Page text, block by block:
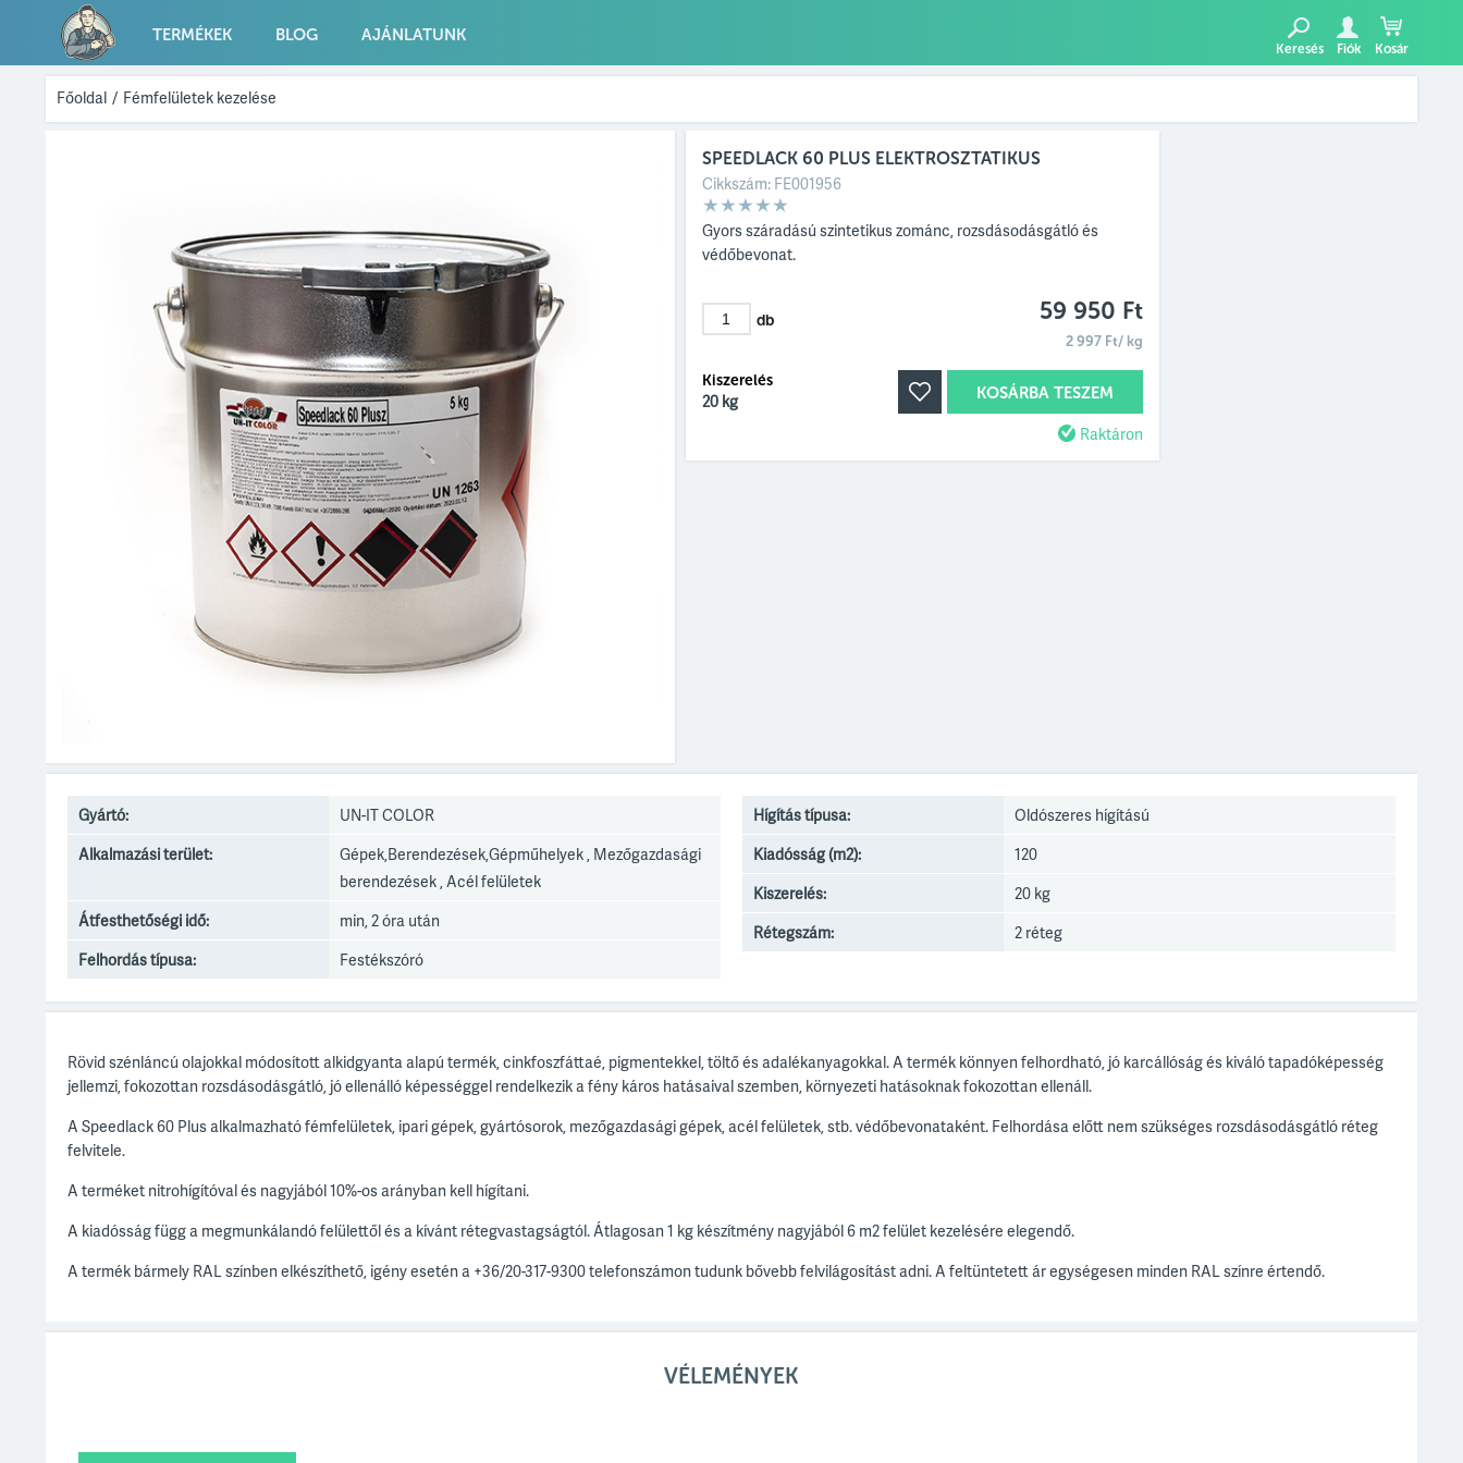
TERMÉKEK BLOG AJÁNLATUNK
Keresés Fiók Kosár
Főoldal / Fémfelületek kezelése
SPEEDLACK 60 PLUS ELEKTROSZTATIKUS
Cikkszám: FE001956
Gyors száradású szintetikus zománc, rozsdásodásgátló és
védőbevonat.
db 59 950 Ft
2 997 Ft/ kg
Kiszerelés
20 kg KOSÁRBA TESZEM
Raktáron
Gyártó:
UN-IT COLOR
Alkalmazási terület:
Gépek,Berendezések,Gépműhelyek , Mezőgazdasági
berendezések , Acél felületek
Átfesthetőségi idő:
min, 2 óra után
Felhordás típusa:
Festékszóró
Hígítás típusa:
Oldószeres hígítású
Kiadósság (m2):
120
Kiszerelés:
20 kg
Rétegszám:
2 réteg
Rövid szénláncú olajokkal módosított alkidgyanta alapú termék, cinkfoszfáttaé, pigmentekkel, töltő és adalékanyagokkal. A termék könnyen felhordható, jó karcállóság és kiváló tapadóképesség
jellemzi, fokozottan rozsdásodásgátló, jó ellenálló képességgel rendelkezik a fény káros hatásaival szemben, környezeti hatásoknak fokozottan ellenáll.
A Speedlack 60 Plus alkalmazható fémfelületek, ipari gépek, gyártósorok, mezőgazdasági gépek, acél felületek, stb. védőbevonataként. Felhordása előtt nem szükséges rozsdásodásgátló réteg
felvitele.
A terméket nitrohígítóval és nagyjából 10%-os arányban kell hígítani.
A kiadósság függ a megmunkálandó felülettől és a kívánt rétegvastagságtól. Átlagosan 1 kg készítmény nagyjából 6 m2felület kezelésére elegendő.
A termék bármely RAL színben elkészíthető, igény esetén a +36/20-317-9300 telefonszámon tudunk bővebb felvilágosítást adni. A feltüntetett ár egységesen minden RAL színre értendő.
VÉLEMÉNYEK